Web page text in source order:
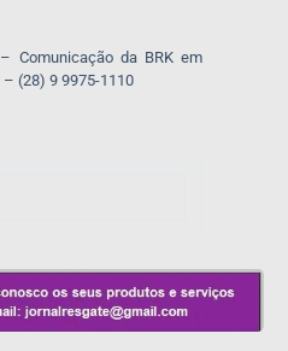
Comunicação da BRK em
(28) 9 9975-1110